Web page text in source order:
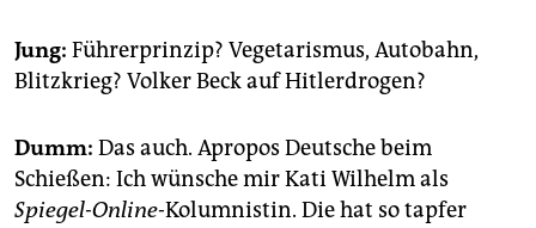
Jung: Führerprinzip? Vegetarismus, Autobahn,
Blitzkrieg? Volker Beck auf Hitlerdrogen?
Dumm: Das auch. Apropos Deutsche beim
Schießen: Ich wünsche mir Kati Wilhelm als
Spiegel-Online-Kolumnistin. Die hat so tapfer